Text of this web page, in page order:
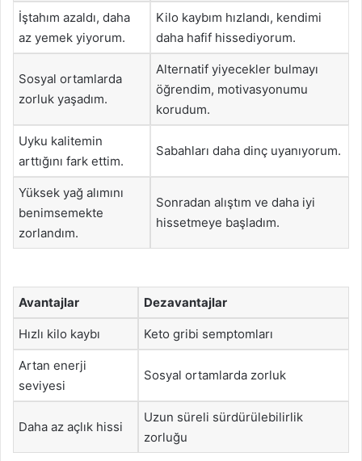
İştahım azaldı, daha
az yemek yiyorum.
Kilo kaybım hızlandı, kendimi
daha hafif hissediyorum.
Sosyal ortamlarda
zorluk yaşadım.
Alternatif yiyecekler bulmayı
öğrendim, motivasyonumu
korudum.
Uyku kalitemin
arttığını fark ettim.
Sabahları daha dinç uyanıyorum.
Yüksek yağ alımını
benimsemekte
zorlandım.
Sonradan alıştım ve daha iyi
hissetmeye başladım.
Avantajlar Dezavantajlar
Hızlı kilo kaybı Keto gribi semptomları
Artan enerji
seviyesi
Sosyal ortamlarda zorluk
Daha az açlık hissi
Uzun süreli sürdürülebilirlik
zorluğu